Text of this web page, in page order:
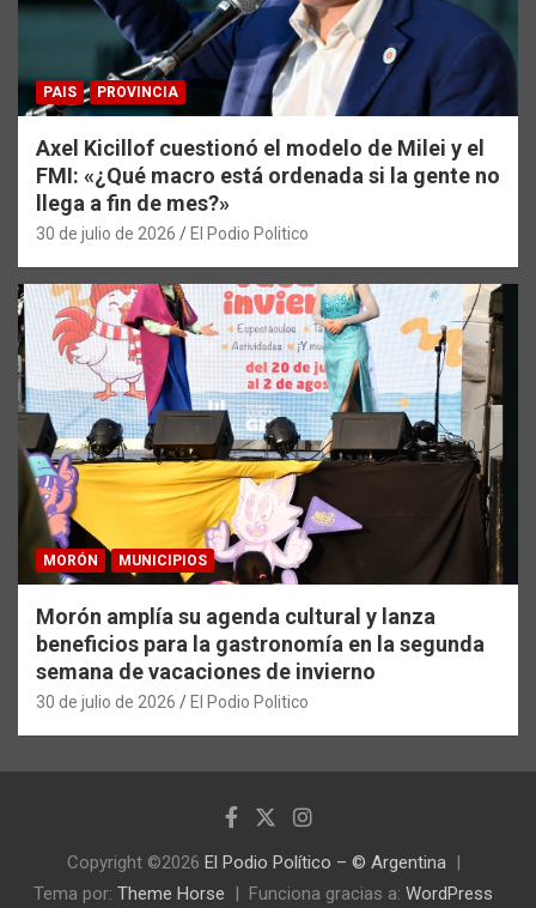
PAIS PROVINCIA
Axel Kicillof cuestionó el modelo de Milei y el
FMI: «¿Qué macro está ordenada si la gente no
llega a fin de mes?»
30 de julio de 2026 El Podio Politico
MORÓN MUNICIPIOS
Morón amplía su agenda cultural y lanza
beneficios para la gastronomía en la segunda
semana de vacaciones de invierno
30 de julio de 2026 El Podio Politico
Copyright ©2026 El Podio Político – © Argentina
Tema por: Theme Horse Funciona gracias a: WordPress